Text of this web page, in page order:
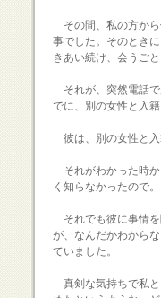
その間、私の方から
事でした。そのとき
きあい続け、会うご
それが、突然電話で
でに、別の女性と入籍
彼は、別の女性と入
それがわかった時か
く知らなかったので。
それでも彼に事情を
が、なんだかわから
ていました。
真剣な気持ちで私と